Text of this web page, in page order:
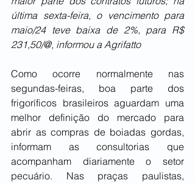
última sexta-feira, o vencimento para
maio/24 teve baixa de 2%, para R$
231,50/@, informou a Agrifatto
Como ocorre normalmente nas
segundas-feiras, boa parte dos
frigoríficos brasileiros aguardam uma
melhor definição do mercado para
abrir as compras de boiadas gordas,
informam as consultorias que
acompanham diariamente o setor
pecuário. Nas praças paulistas,